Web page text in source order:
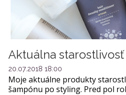
Aktuálna
20.07.2018 18:00
Moje aktuálne produkty
šampónu po styling. Pred pol